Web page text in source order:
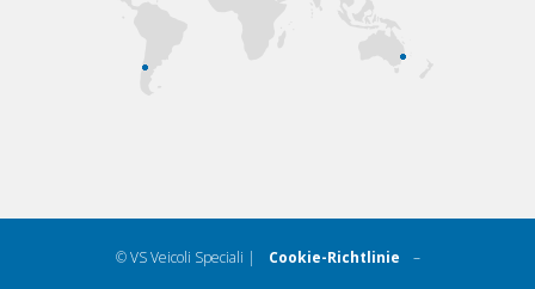
© VS Veicoli Speciali | Cookie-Richtlinie –